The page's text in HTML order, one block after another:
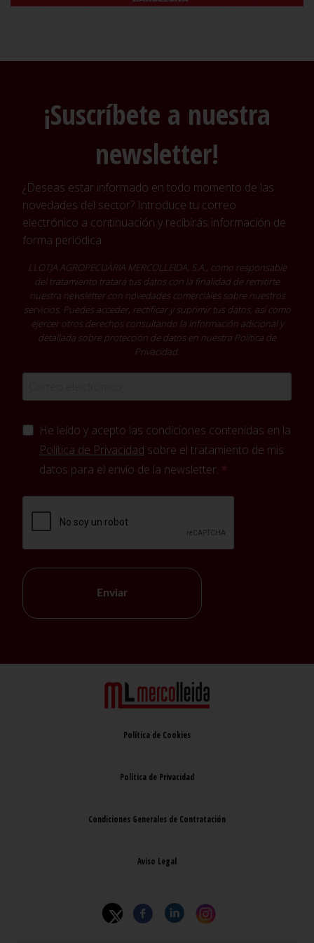
¡Suscríbete a nuestra
newsletter!
¿Deseas estar informado en todo momento de las
novedades del sector? Introduce tu correo
electrónico a continuación y recibirás información de
forma periódica
LLOTJA AGROPECUÀRIA MERCOLLEIDA, S.A., como responsable
del tratamiento tratará tus datos con la finalidad de remitirte
nuestra newsletter con novedades comerciales sobre nuestros
servicios. Puedes acceder, rectificar y suprimir tus datos, así como
ejercer otros derechos consultando la información adicional y
detallada sobre protección de datos en nuestra Política de
Privacidad.
He leído y acepto las condiciones contenidas en la
Política de Privacidad sobre el tratamiento de mis
datos para el envío de la newsletter.
Enviar
Política de Cookies
Política de Privacidad
Condiciones Generales de Contratación
Aviso Legal